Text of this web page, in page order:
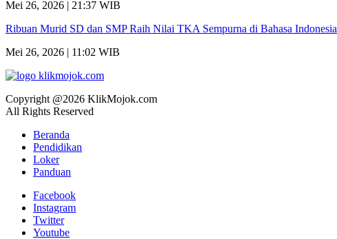
Mei 26, 2026 | 21:37 WIB
Ribuan Murid SD dan SMP Raih Nilai TKA Sempurna di Bahasa Indonesia
Mei 26, 2026 | 11:02 WIB
Copyright @2026 KlikMojok.com
All Rights Reserved
Beranda
Pendidikan
Loker
Panduan
Facebook
Instagram
Twitter
Youtube